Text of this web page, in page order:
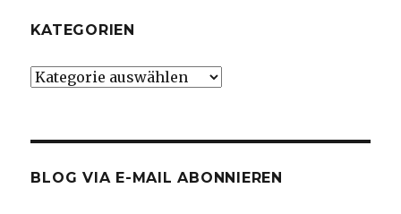
KATEGORIEN
Kategorien
BLOG VIA E-MAIL ABONNIEREN